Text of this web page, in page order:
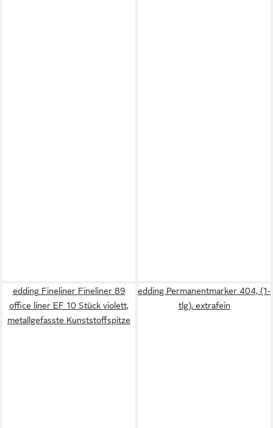
edding Fineliner Fineliner 89
office liner EF 10 Stück violett,
metallgefasste Kunststoffspitze
edding Permanentmarker 404, (1-
tlg), extrafein